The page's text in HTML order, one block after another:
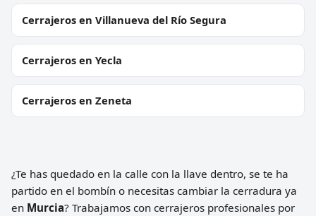
Cerrajeros en Villanueva del Río Segura
Cerrajeros en Yecla
Cerrajeros en Zeneta
¿Te has quedado en la calle con la llave dentro, se te ha
partido en el bombín o necesitas cambiar la cerradura ya
en Murcia? Trabajamos con cerrajeros profesionales por